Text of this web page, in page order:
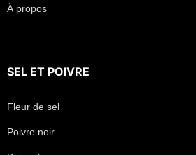
À propos
SEL ET POIVRE
Fleur de sel
Poivre noir